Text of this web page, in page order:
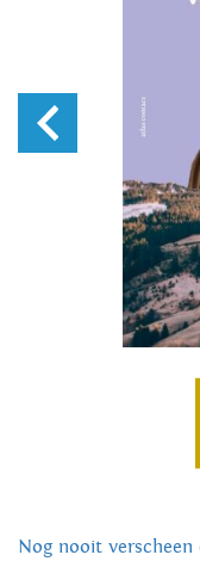
Nog nooit verscheen